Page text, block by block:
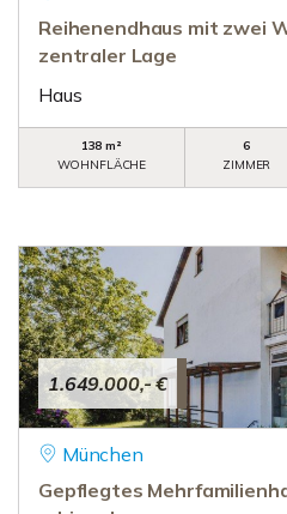
Reihenendhaus mit zwei
zentraler Lage
Haus
138 m²
WOHNFLÄCHE
6
ZIMMER
1.649.000,- €
München
Gepflegtes